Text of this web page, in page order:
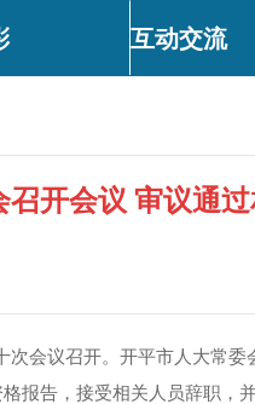
互动交流
开会议 审议通
会议召开。开平市人大常委
报告，接受相关人员辞职，